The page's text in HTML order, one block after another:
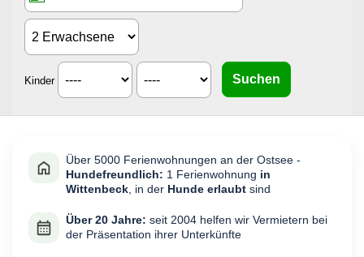
Kinder
Über 5000 Ferienwohnungen an der Ostsee -
Hundefreundlich: 1 Ferienwohnung in
Wittenbeck , in der Hunde erlaubt sind
Über 20 Jahre: seit 2004 helfen wir Vermietern bei
der Präsentation ihrer Unterkünfte